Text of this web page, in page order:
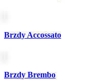
Brzdy Accossato
Brzdy Brembo